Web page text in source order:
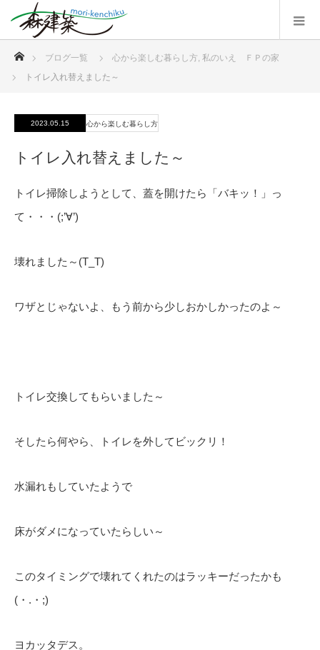
ブログ一覧 心から楽しむ暮らし方, 私のいえ ＦＰの家
トイレ入れ替えました～
2023.05.15 心から楽しむ暮らし方
トイレ入れ替えました～
トイレ掃除しようとして、蓋を開けたら「バキッ！」っ
て・・・(;’∀’)
壊れました～(T_T)
ワザとじゃないよ、もう前から少しおかしかったのよ～
トイレ交換してもらいました～
そしたら何やら、トイレを外してビックリ！
水漏れもしていたようで
床がダメになっていたらしい～
このタイミングで壊れてくれたのはラッキーだったかも
(・.・;)
ヨカッタデス。